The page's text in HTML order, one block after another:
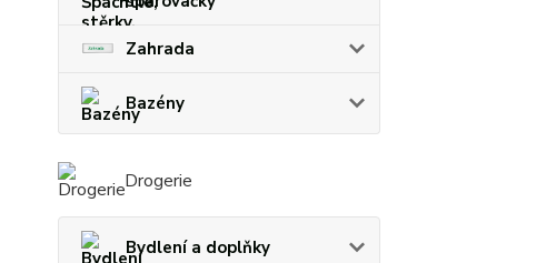
Zahrada
Bazény
Drogerie
Bydlení a doplňky